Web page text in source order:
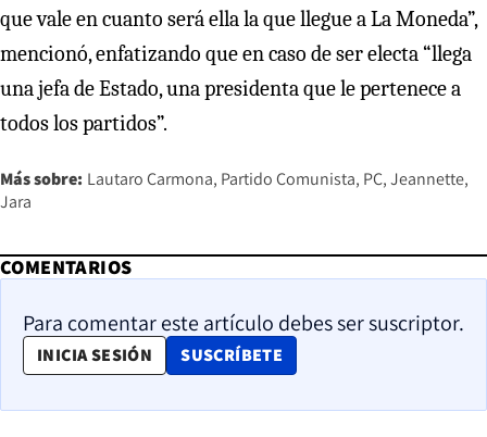
que vale en cuanto será ella la que llegue a La Moneda”,
mencionó, enfatizando que en caso de ser electa “llega
una jefa de Estado, una presidenta que le pertenece a
todos los partidos”.
Más sobre: Lautaro Carmona Partido Comunista PC Jeannette
Jara
COMENTARIOS
Para comentar este artículo debes ser suscriptor.
INICIA SESIÓN SUSCRÍBETE
OPENS IN NEW WINDOW